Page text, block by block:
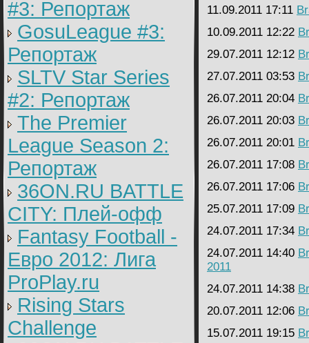
#3: Репортаж
GosuLeague #3:
Репортаж
SLTV Star Series
#2: Репортаж
The Premier
League Season 2:
Репортаж
36ON.RU BATTLE
CITY: Плей-офф
Fantasy Football -
Евро 2012: Лига
ProPlay.ru
Rising Stars
Challenge
11.09.2011 17:11
10.09.2011 12:22
29.07.2011 12:12
27.07.2011 03:53
26.07.2011 20:04
26.07.2011 20:03
26.07.2011 20:01
26.07.2011 17:08
26.07.2011 17:06
25.07.2011 17:09
24.07.2011 17:34
24.07.2011 14:40
2011
24.07.2011 14:38
20.07.2011 12:06
15.07.2011 19:15